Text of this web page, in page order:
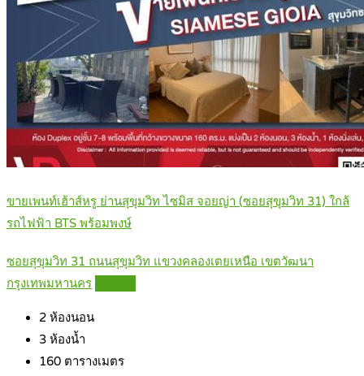
ขายเพนท์เฮ้าส์หรู ย่านสุขุมวิท ไซมิส จอยญ่า (ซอยสุขุมวิท 31) ใกล้
รถไฟฟ้า BTS พร้อมพงษ์
ซอยสุขุมวิท 31 ถนนสุขุมวิท แขวงคลองเตยเหนือ เขตวัฒนา
กรุงเทพมหานคร
2 ห้องนอน
3 ห้องน้ำ
160 ตารางเมตร